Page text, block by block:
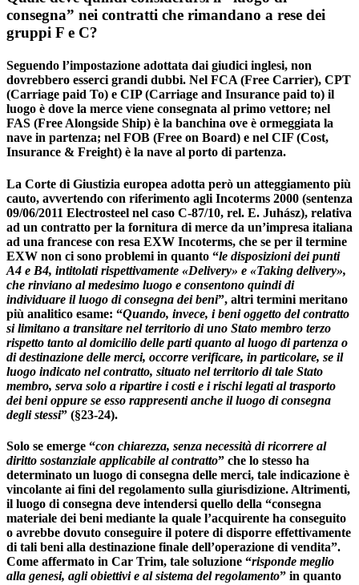
consegna” nei contratti che rimandano a rese dei
gruppi F e C?
Seguendo l’impostazione adottata dai giudici inglesi, non
dovrebbero esserci grandi dubbi. Nel FCA (Free Carrier), CPT
(Carriage paid To) e CIP (Carriage and Insurance paid to) il
luogo è dove la merce viene consegnata al primo vettore; nel
FAS (Free Alongside Ship) è la banchina ove è ormeggiata la
nave in partenza; nel FOB (Free on Board) e nel CIF (Cost,
Insurance & Freight) è la nave al porto di partenza.
La Corte di Giustizia europea adotta però un atteggiamento più
cauto, avvertendo con riferimento agli Incoterms 2000 (sentenza
09/06/2011 Electrosteel nel caso C-87/10, rel. E. Juhász), relativa
ad un contratto per la fornitura di merce da un’impresa italiana
ad una francese con resa EXW Incoterms, che se per il termine
EXW non ci sono problemi in quanto “le disposizioni dei punti
A4 e B4, intitolati rispettivamente «Delivery» e «Taking delivery»,
che rinviano al medesimo luogo e consentono quindi di
individuare il luogo di consegna dei beni”, altri termini meritano
più analitico esame: “Quando, invece, i beni oggetto del contratto
si limitano a transitare nel territorio di uno Stato membro terzo
rispetto tanto al domicilio delle parti quanto al luogo di partenza o
di destinazione delle merci, occorre verificare, in particolare, se il
luogo indicato nel contratto, situato nel territorio di tale Stato
membro, serva solo a ripartire i costi e i rischi legati al trasporto
dei beni oppure se esso rappresenti anche il luogo di consegna
degli stessi” (§23-24).
Solo se emerge “con chiarezza, senza necessità di ricorrere al
diritto sostanziale applicabile al contratto” che lo stesso ha
determinato un luogo di consegna delle merci, tale indicazione è
vincolante ai fini del regolamento sulla giurisdizione. Altrimenti,
il luogo di consegna deve intendersi quello della “consegna
materiale dei beni mediante la quale l’acquirente ha conseguito
o avrebbe dovuto conseguire il potere di disporre effettivamente
di tali beni alla destinazione finale dell’operazione di vendita”.
Come affermato in Car Trim, tale soluzione “risponde meglio
alla genesi, agli obiettivi e al sistema del regolamento” in quanto